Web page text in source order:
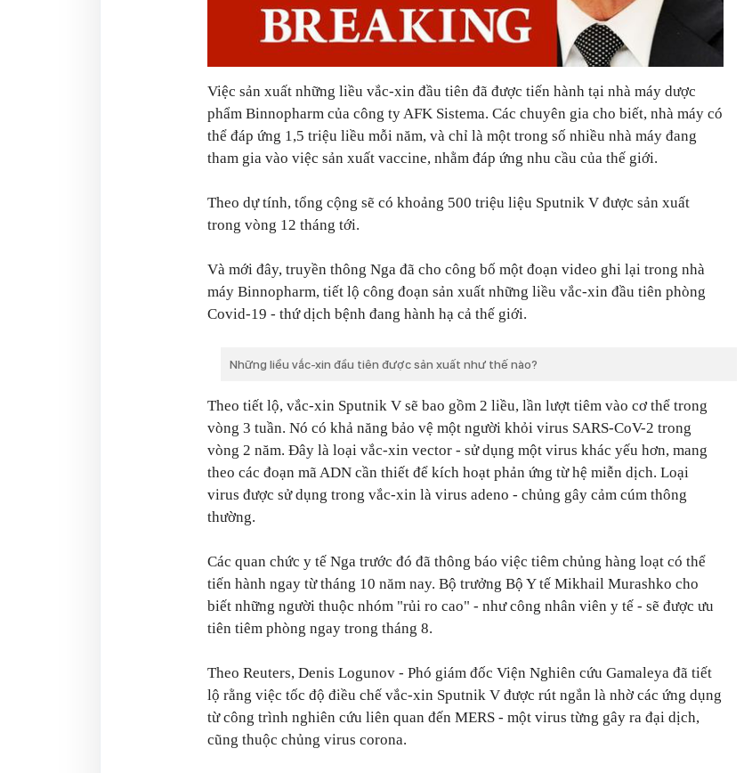
Việc sản xuất những liều vắc-xin đầu tiên đã được tiến hành tại nhà máy dược
phẩm Binnopharm của công ty AFK Sistema. Các chuyên gia cho biết, nhà máy có
thể đáp ứng 1,5 triệu liều mỗi năm, và chỉ là một trong số nhiều nhà máy đang
tham gia vào việc sản xuất vaccine, nhằm đáp ứng nhu cầu của thế giới.
Theo dự tính, tổng cộng sẽ có khoảng 500 triệu liệu Sputnik V được sản xuất
trong vòng 12 tháng tới.
Và mới đây, truyền thông Nga đã cho công bố một đoạn video ghi lại trong nhà
máy Binnopharm, tiết lộ công đoạn sản xuất những liều vắc-xin đầu tiên phòng
Covid-19 - thứ dịch bệnh đang hành hạ cả thế giới.
Những liều vắc-xin đầu tiên được sản xuất như thế nào?
Theo tiết lộ, vắc-xin Sputnik V sẽ bao gồm 2 liều, lần lượt tiêm vào cơ thể trong
vòng 3 tuần. Nó có khả năng bảo vệ một người khỏi virus SARS-CoV-2 trong
vòng 2 năm. Đây là loại vắc-xin vector - sử dụng một virus khác yếu hơn, mang
theo các đoạn mã ADN cần thiết để kích hoạt phản ứng từ hệ miễn dịch. Loại
virus được sử dụng trong vắc-xin là virus adeno - chủng gây cảm cúm thông
thường.
Các quan chức y tế Nga trước đó đã thông báo việc tiêm chủng hàng loạt có thể
tiến hành ngay từ tháng 10 năm nay. Bộ trưởng Bộ Y tế Mikhail Murashko cho
biết những người thuộc nhóm "rủi ro cao" - như công nhân viên y tế - sẽ được ưu
tiên tiêm phòng ngay trong tháng 8.
Theo Reuters, Denis Logunov - Phó giám đốc Viện Nghiên cứu Gamaleya đã tiết
lộ rằng việc tốc độ điều chế vắc-xin Sputnik V được rút ngắn là nhờ các ứng dụng
từ công trình nghiên cứu liên quan đến MERS - một virus từng gây ra đại dịch,
cũng thuộc chủng virus corona.